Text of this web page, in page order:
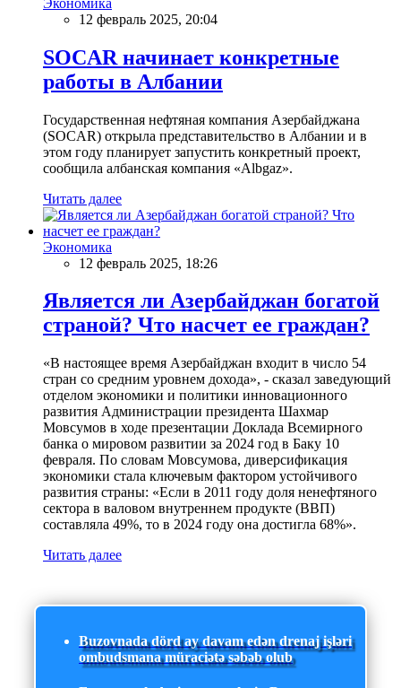
12 февраль 2025, 20:04
SOCAR начинает конкретные
работы в Албании
Государственная нефтяная компания Азербайджана
(SOCAR) открыла представительство в Албании и в
этом году планирует запустить конкретный проект,
сообщила албанская компания «Albgaz».
Читать далее
Экономика
12 февраль 2025, 18:26
Является ли Азербайджан богатой
страной? Что насчет ее граждан?
«В настоящее время Азербайджан входит в число 54
стран со средним уровнем дохода», - сказал заведующий
отделом экономики и политики инновационного
развития Администрации президента Шахмар
Мовсумов в ходе презентации Доклада Всемирного
банка о мировом развитии за 2024 год в Баку 10
февраля. По словам Мовсумова, диверсификация
экономики стала ключевым фактором устойчивого
развития страны: «Если в 2011 году доля ненефтяного
сектора в валовом внутреннем продукте (ВВП)
составляла 49%, то в 2024 году она достигла 68%».
Читать далее
Buzovnada dörd ay davam edən drenaj işləri
ombudsmana müraciətə səbəb olub